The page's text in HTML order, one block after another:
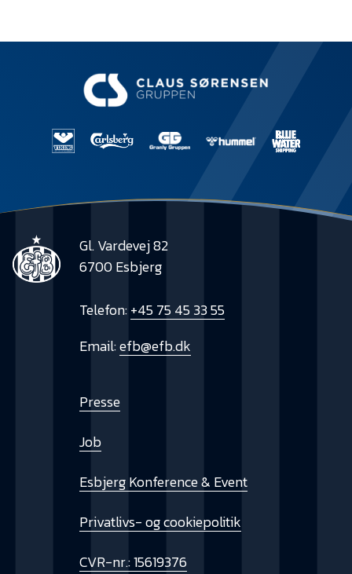
Gl. Vardevej 82
6700 Esbjerg
Telefon:+45 75 45 33 55
Email:efb@efb.dk
Presse
Job
Esbjerg Konference & Event
Privatlivs- og cookiepolitik
CVR-nr.: 15619376